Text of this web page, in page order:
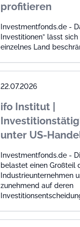
profitieren
Investmentfonds.de -
Investitionen” lässt
einzelnes Land
22.07.2026
ifo Institut |
unter US-
Investmentfonds.de -
belastet einen Großteil
Industrieunternehmen
zunehmend auf deren